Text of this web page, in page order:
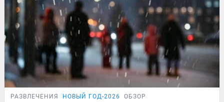
РАЗВЛЕЧЕНИЯ НОВЫЙ ГОД-2026 ОБЗОР